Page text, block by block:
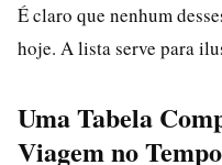
É claro que nenhum
hoje. A lista serve para
Uma Tabela
Viagem no Tempo